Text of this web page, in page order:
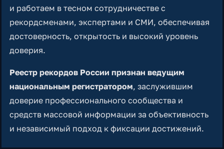
и работаем в тесном сотрудничестве с
рекордсменами, экспертами и СМИ, обеспечивая
достоверность, открытость и высокий уровень
доверия.
Реестр рекордов России признан ведущим
национальным регистратором, заслужившим
доверие профессионального сообщества и
средств массовой информации за объективность
и независимый подход к фиксации достижений.